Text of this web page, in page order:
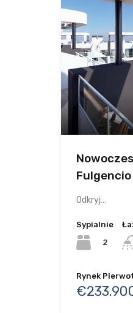
Fulgencio
Odkryj…
Sypialnie
2
Rynek